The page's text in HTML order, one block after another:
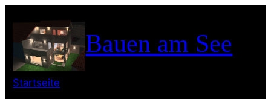
springen
Bauen am See
Startseite